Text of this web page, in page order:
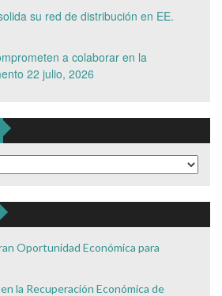
su red de distribución en EE.
a colaborar en la
22 julio, 2026
Oportunidad Económica para
la Recuperación Económica de